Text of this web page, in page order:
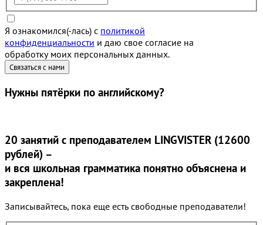
Я ознакомился(-лась) с политикой
конфиденциальности и даю свое согласие на
обработку моих персональных данных.
Нужны пятёрки по английскому?
20 занятий с преподавателем LINGVISTER (12600
рублей) –
и вся школьная грамматика понятно объяснена и
закреплена!
Записывайтесь, пока еще есть свободные преподаватели!